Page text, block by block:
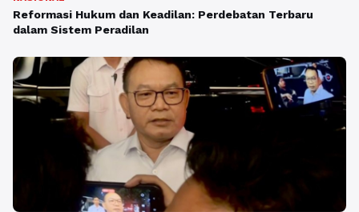
Reformasi Hukum dan Keadilan: Perdebatan Terbaru
dalam Sistem Peradilan